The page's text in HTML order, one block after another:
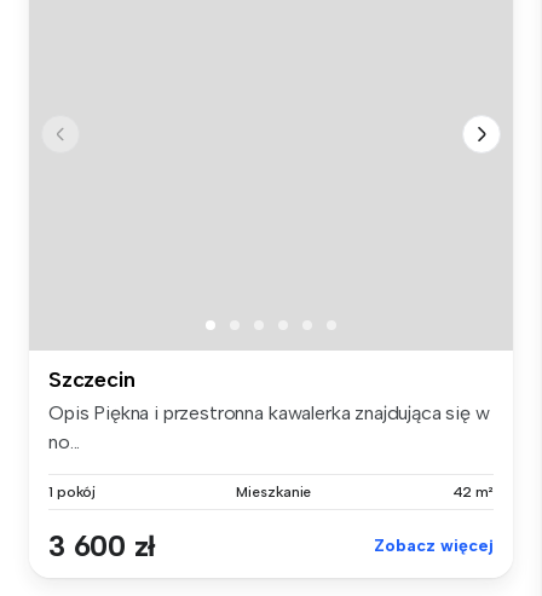
Szczecin
Opis Piękna i przestronna kawalerka znajdująca się w
no...
1 pokój Mieszkanie 42 m²
3 600 zł Zobacz więcej